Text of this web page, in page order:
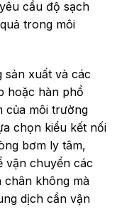
cầu độ sạch
trong môi
sản xuất và các
hoặc hàn phổ
của môi trường
chọn kiểu kết nối
bơm ly tâm,
vận chuyển các
chân không mà
dịch cần vận